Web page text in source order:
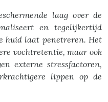
laag over de
en tegelijkertijd
huid laat penetreren. Het
vochtretentie, maar ook
externe stressfactoren,
lippen op de